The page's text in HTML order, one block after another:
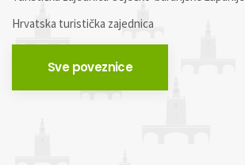
Hrvatska turistička zajednica
Sve poveznice